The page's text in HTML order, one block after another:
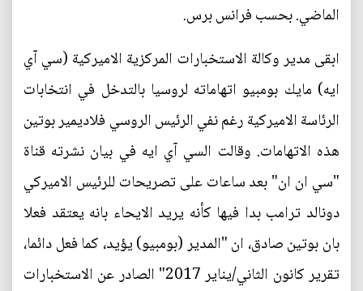
الماضي. بحسب فرانس برس.
ابقى مدير وكالة الاستخبارات المركزية الاميركية (سي آي
ايه) مايك بومبيو اتهاماته لروسيا بالتدخل في انتخابات
الرئاسة الاميركية رغم نفي الرئيس الروسي فلاديمير بوتين
هذه الاتهامات. وقالت السي آي ايه في بيان نشرته قناة
"سي ان ان" بعد ساعات على تصريحات للرئيس الاميركي
دونالد ترامب بدا فيها كأنه يريد الايحاء بانه يعتقد فعلا
بان بوتين صادق، ان "المدير (بومبيو) يؤيد، كما فعل دائما،
تقرير كانون الثاني/يناير 2017" الصادر عن الاستخبارات